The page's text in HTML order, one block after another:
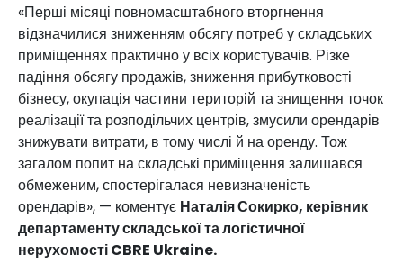
«Перші місяці повномасштабного вторгнення
відзначилися зниженням обсягу потреб у складських
приміщеннях практично у всіх користувачів. Різке
падіння обсягу продажів, зниження прибутковості
бізнесу, окупація частини територій та знищення точок
реалізації та розподільчих центрів, змусили орендарів
знижувати витрати, в тому числі й на оренду. Тож
загалом попит на складські приміщення залишався
обмеженим, спостерігалася невизначеність
орендарів», — коментує Наталія Сокирко, керівник
департаменту складської та логістичної
нерухомості CBRE Ukraine.